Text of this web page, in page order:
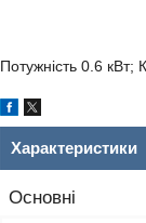
Потужність 0.6 кВт;
Характеристики
Основні